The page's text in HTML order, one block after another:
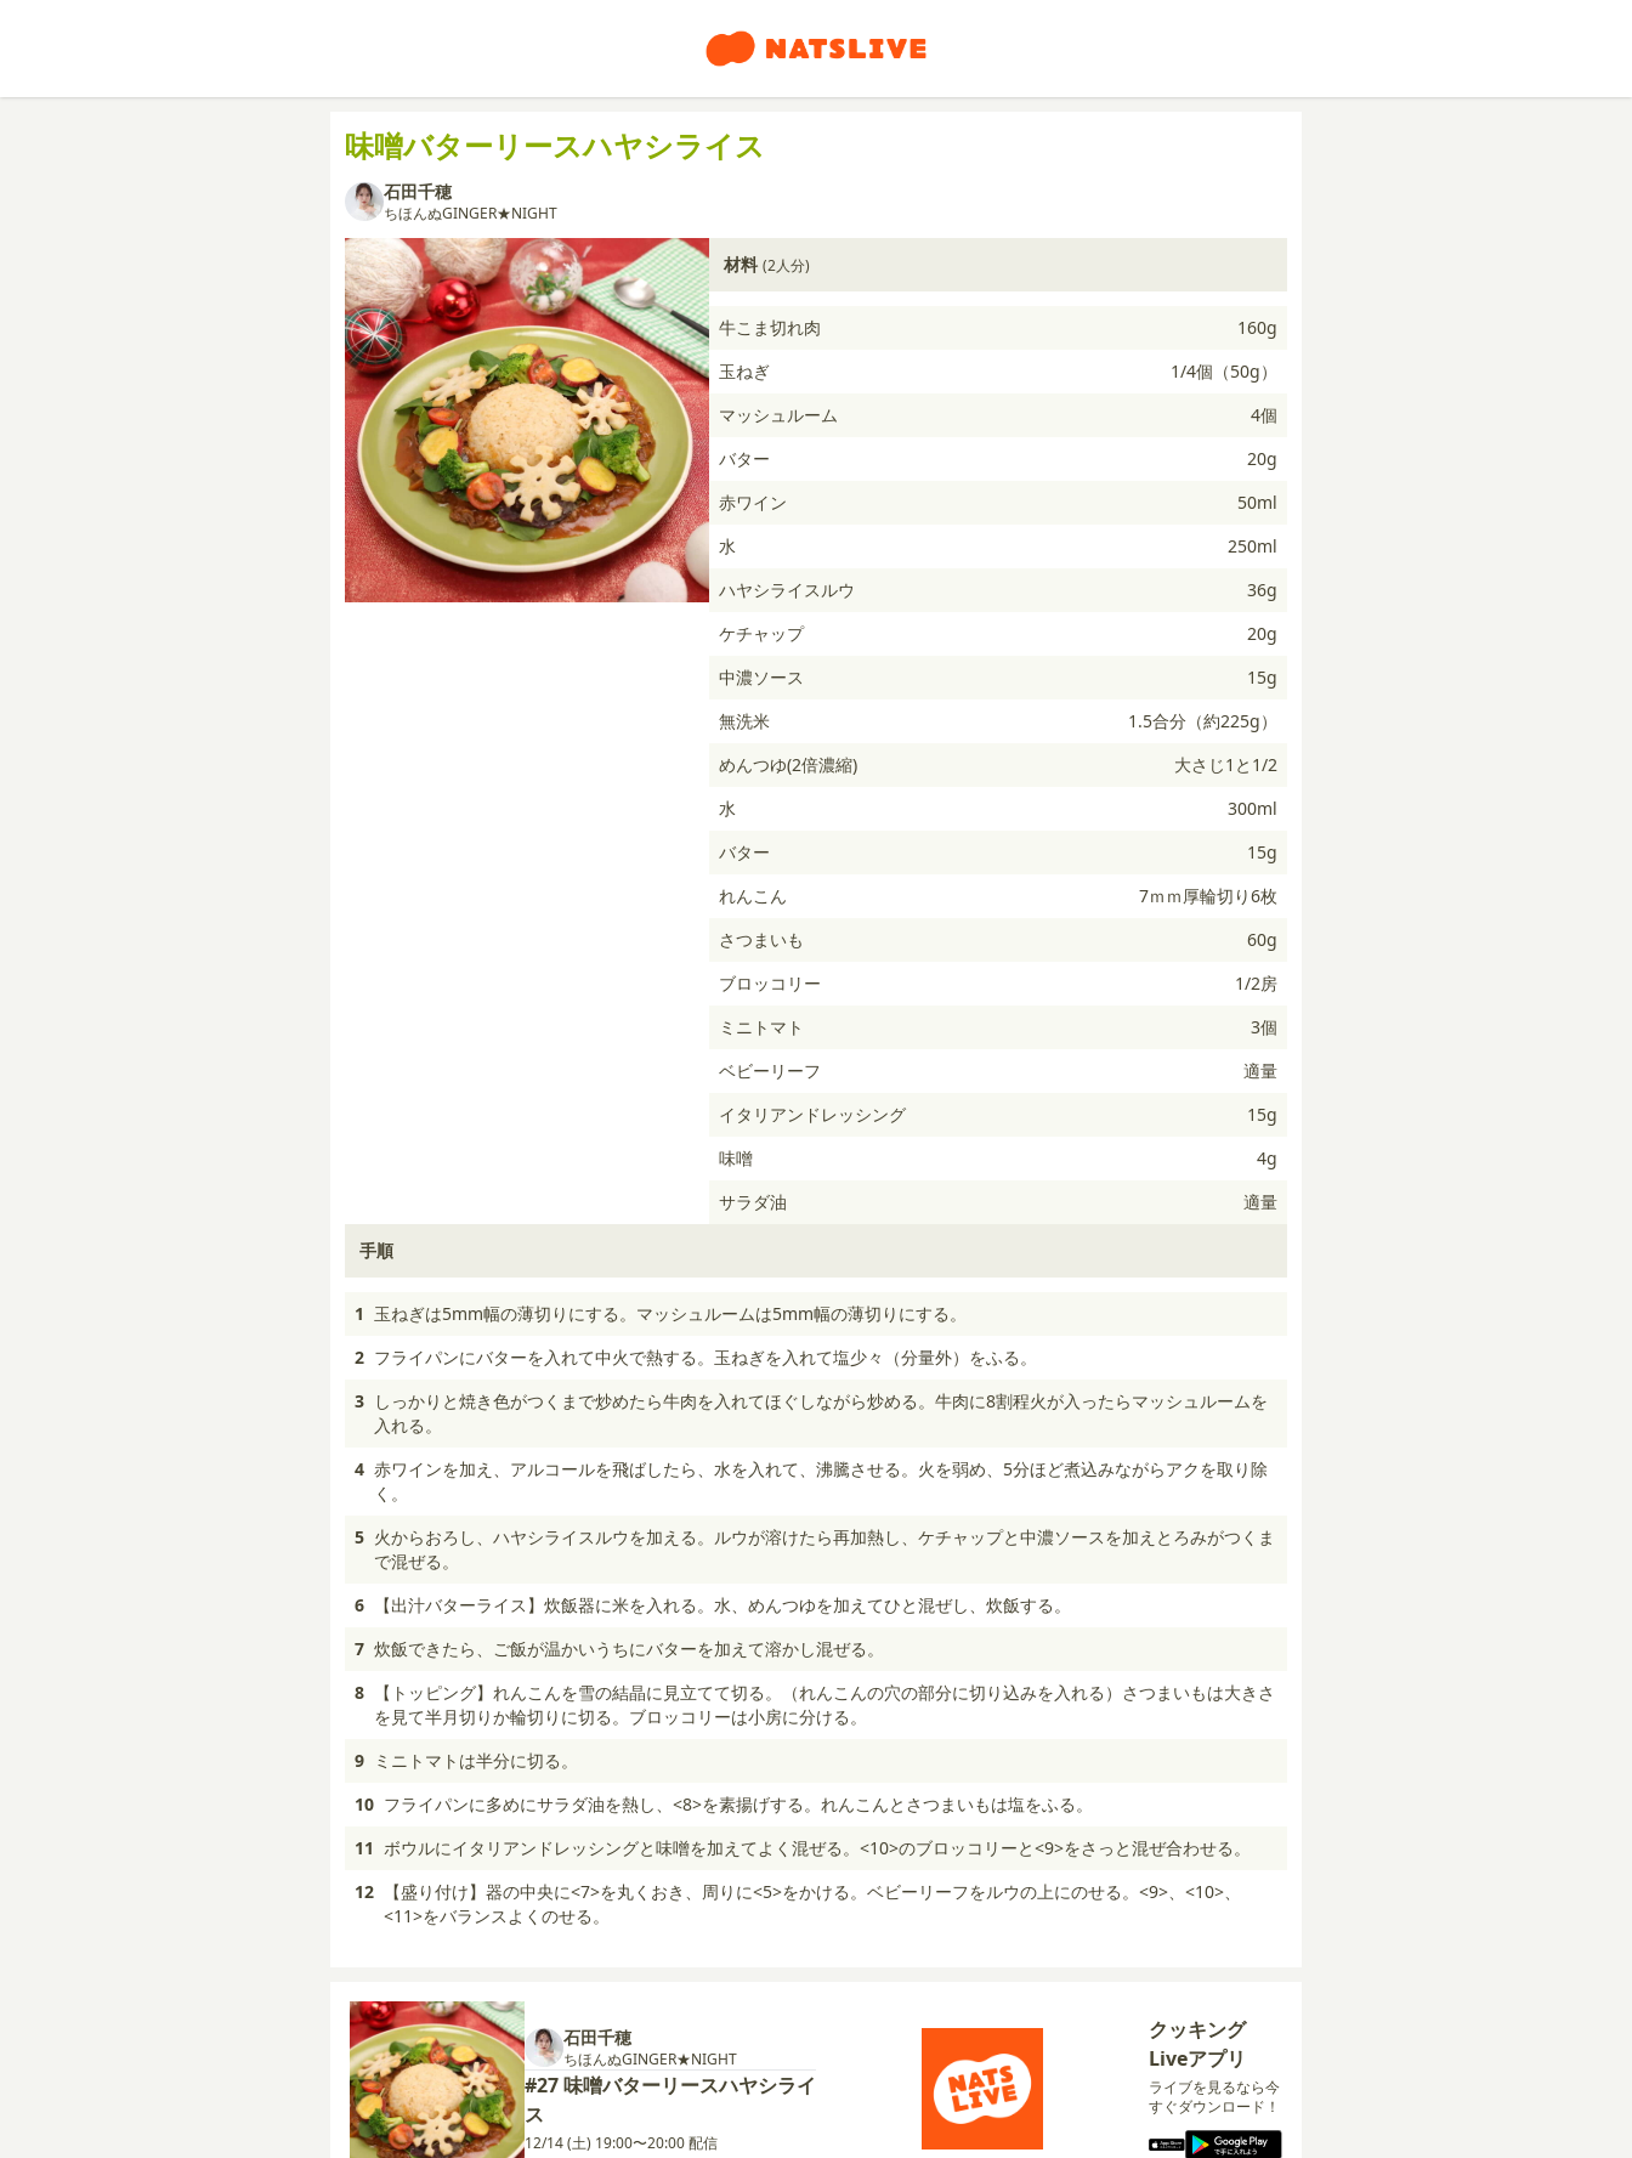
味噌バターリースハヤシライス
石田千穂
ちほんぬGINGER★NIGHT
材料 (2人分)
牛こま切れ肉
160g
玉ねぎ
1/4個（50g）
マッシュルーム
4個
バター
20g
赤ワイン
50ml
水
250ml
ハヤシライスルウ
36g
ケチャップ
20g
中濃ソース
15g
無洗米
1.5合分（約225g）
めんつゆ(2倍濃縮)
大さじ1と1/2
水
300ml
バター
15g
れんこん
7ｍｍ厚輪切り6枚
さつまいも
60g
ブロッコリー
1/2房
ミニトマト
3個
ベビーリーフ
適量
イタリアンドレッシング
15g
味噌
4g
サラダ油
適量
手順
1 玉ねぎは5mm幅の薄切りにする。マッシュルームは5mm幅の薄切りにする。
2 フライパンにバターを入れて中火で熱する。玉ねぎを入れて塩少々（分量外）をふる。
3 しっかりと焼き色がつくまで炒めたら牛肉を入れてほぐしながら炒める。牛肉に8割程火が入ったらマッシュルームを
入れる。
4 赤ワインを加え、アルコールを飛ばしたら、水を入れて、沸騰させる。火を弱め、5分ほど煮込みながらアクを取り除
く。
5 火からおろし、ハヤシライスルウを加える。ルウが溶けたら再加熱し、ケチャップと中濃ソースを加えとろみがつくま
で混ぜる。
6
【出汁バターライス】炊飯器に米を入れる。水、めんつゆを加えてひと混ぜし、炊飯する。
7 炊飯できたら、ご飯が温かいうちにバターを加えて溶かし混ぜる。
8
【トッピング】れんこんを雪の結晶に見立てて切る。（れんこんの穴の部分に切り込みを入れる）さつまいもは大きさ
を見て半月切りか輪切りに切る。ブロッコリーは小房に分ける。
9 ミニトマトは半分に切る。
10 フライパンに多めにサラダ油を熱し、<8>を素揚げする。れんこんとさつまいもは塩をふる。
11 ボウルにイタリアンドレッシングと味噌を加えてよく混ぜる。<10>のブロッコリーと<9>をさっと混ぜ合わせる。
12
【盛り付け】器の中央に<7>を丸くおき、周りに<5>をかける。ベビーリーフをルウの上にのせる。<9>、<10>、
<11>をバランスよくのせる。
石田千穂
ちほんぬGINGER★NIGHT
#27 味噌バターリースハヤシライ
ス
12/14 (土) 19:00〜20:00 配信
クッキング
Liveアプリ
ライブを見るなら今
すぐダウンロード！